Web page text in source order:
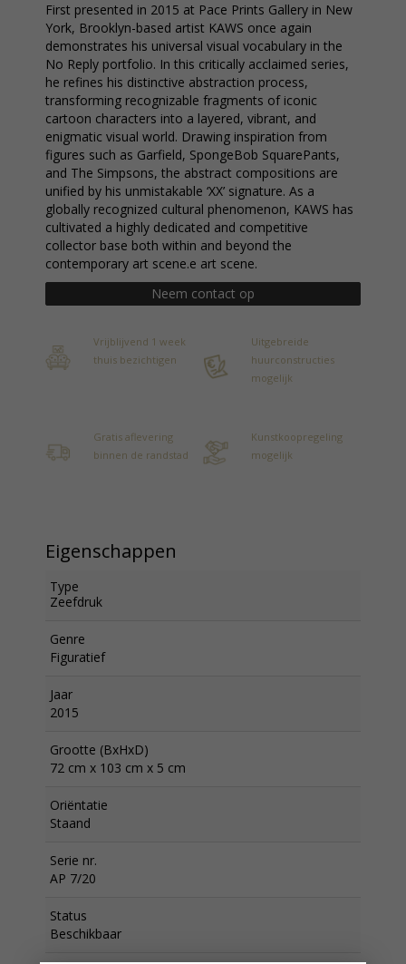
First presented in 2015 at Pace Prints Gallery in New
York, Brooklyn-based artist KAWS once again
demonstrates his universal visual vocabulary in the
No Reply portfolio. In this critically acclaimed series,
he refines his distinctive abstraction process,
transforming recognizable fragments of iconic
cartoon characters into a layered, vibrant, and
enigmatic visual world. Drawing inspiration from
figures such as Garfield, SpongeBob SquarePants,
and The Simpsons, the abstract compositions are
unified by his unmistakable ‘XX’ signature. As a
globally recognized cultural phenomenon, KAWS has
cultivated a highly dedicated and competitive
collector base both within and beyond the
contemporary art scene.e art scene.
Neem contact op
Vrijblijvend 1 week
thuis bezichtigen
Uitgebreide
huurconstructies
mogelijk
Gratis aflevering
binnen de randstad
Kunstkoopregeling
mogelijk
Eigenschappen
Type
Zeefdruk
Genre
Figuratief
Jaar
2015
Grootte (BxHxD)
72 cm x 103 cm x 5 cm
Oriëntatie
Staand
Serie nr.
AP 7/20
Status
Beschikbaar